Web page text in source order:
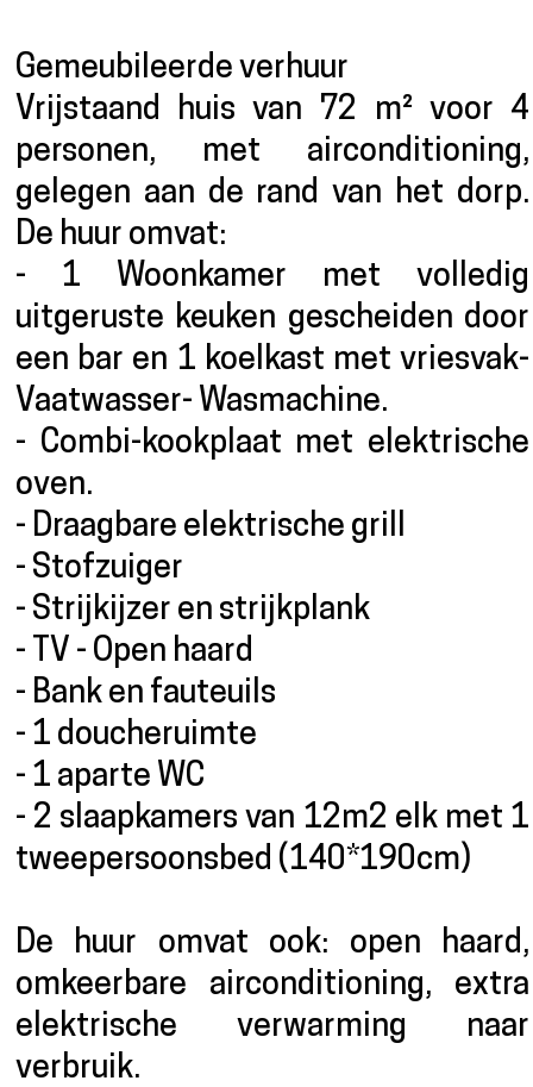
Presentatie
Gemeubileerde verhuur
Vrijstaand huis van 72 m² voor 4
personen, met airconditioning,
gelegen aan de rand van het dorp.
De huur omvat:
- 1 Woonkamer met volledig
uitgeruste keuken gescheiden door
een bar en 1 koelkast met vriesvak-
Vaatwasser- Wasmachine.
- Combi-kookplaat met elektrische
oven.
- Draagbare elektrische grill
- Stofzuiger
- Strijkijzer en strijkplank
- TV - Open haard
- Bank en fauteuils
- 1 doucheruimte
- 1 aparte WC
- 2 slaapkamers van 12m2 elk met 1
tweepersoonsbed (140*190cm)
De huur omvat ook: open haard,
omkeerbare airconditioning, extra
elektrische verwarming naar
verbruik.